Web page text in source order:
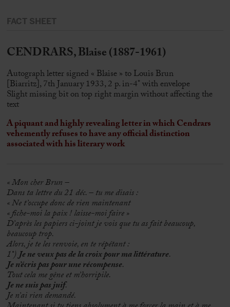
FACT SHEET
CENDRARS, Blaise (1887-1961)
Autograph letter signed « Blaise » to Louis Brun
[Biarritz], 7th January 1933, 2 p. in-4° with envelope
Slight missing bit on top right margin without affecting the
text
A piquant and highly revealing letter in which Cendrars
vehemently refuses to have any official distinction
associated with his literary work
« Mon cher Brun –
Dans ta lettre du 21 déc. – tu me disais :
« Ne t’occupe donc de rien maintenant
« fiche-moi la paix ! laisse-moi faire »
D’après les papiers ci-joint je vois que tu as fait beaucoup,
beaucoup trop.
Alors, je te les renvoie, en te répétant :
1°)Je ne veux pas de la croix pour ma littérature.
Je n’écris pas pour une récompense.
Tout cela me gêne et m’horripile.
Je ne suis pas juif.
Je n’ai rien demandé.